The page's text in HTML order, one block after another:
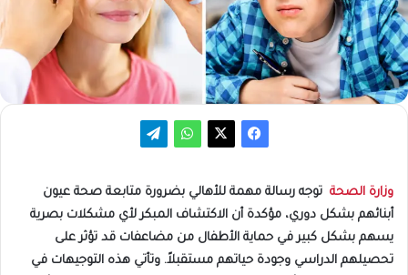
وزارة الصحة توجه رسالة مهمة للأهالي بضرورة متابعة صحة عيون
أبنائهم بشكل دوري، مؤكدة أن الاكتشاف المبكر لأي مشكلات بصرية
يسهم بشكل كبير في حماية الأطفال من مضاعفات قد تؤثر على
تحصيلهم الدراسي وجودة حياتهم مستقبلاً. وتأتي هذه التوجيهات في